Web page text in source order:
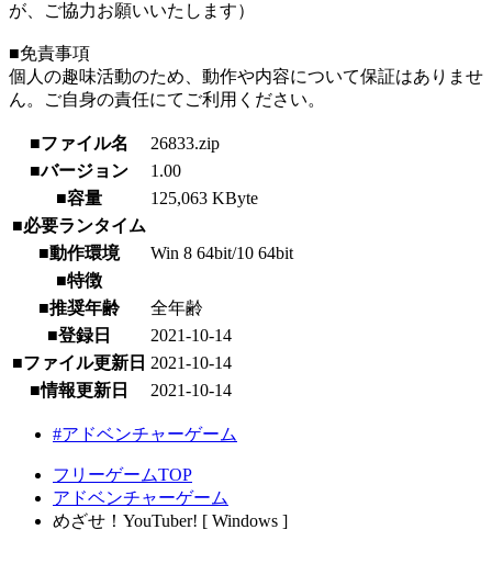
が、ご協力お願いいたします）
■免責事項
個人の趣味活動のため、動作や内容について保証はありませ
ん。ご自身の責任にてご利用ください。
■ファイル名
26833.zip
■バージョン
1.00
■容量
125,063 KByte
■必要ランタイム
■動作環境
Win 8 64bit/10 64bit
■特徴
■推奨年齢
全年齢
■登録日
2021-10-14
■ファイル更新日 2021-10-14
■情報更新日
2021-10-14
#アドベンチャーゲーム
フリーゲームTOP
アドベンチャーゲーム
めざせ！YouTuber! [ Windows ]